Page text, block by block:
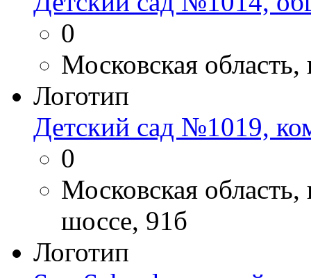
0
Московская
Логотип
Детский сад №1019,
0
Московская
шоссе, 91б
Логотип